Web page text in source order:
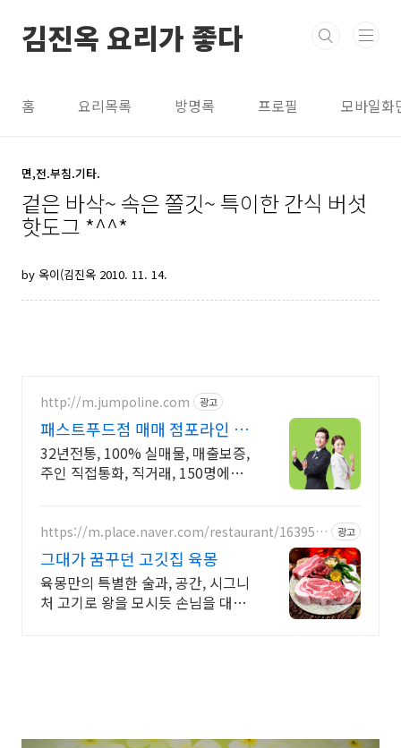
김진옥 요리가 좋다
홈 요리목록 방명록 프로필 모바일화
면,전.부침.기타.
겉은 바삭~ 속은 쫄깃~ 특이한 간식 버섯
핫도그 *^^*
by 옥이(김진옥 2010. 11. 14.
http://m.jumpoline.com 광고
패스트푸드점 매매 점포라인 빠
른 직거래 & 안전중개거래
32년전통, 100% 실매물, 매출보증,
주인 직접통화, 직거래, 150명에이
https://m.place.naver.com/restaurant/163951
광고
그대가 꿈꾸던 고깃집 육몽
육몽만의 특별한 술과, 공간, 시그니
처 고기로 왕을 모시듯 손님을 대접